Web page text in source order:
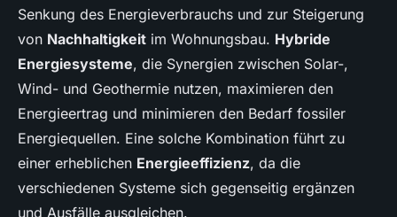
Senkung des Energieverbrauchs und zur Steigerung
von Nachhaltigkeit im Wohnungsbau. Hybride
Energiesysteme, die Synergien zwischen Solar-,
Wind- und Geothermie nutzen, maximieren den
Energieertrag und minimieren den Bedarf fossiler
Energiequellen. Eine solche Kombination führt zu
einer erheblichen Energieeffizienz, da die
verschiedenen Systeme sich gegenseitig ergänzen
und Ausfälle ausgleichen.